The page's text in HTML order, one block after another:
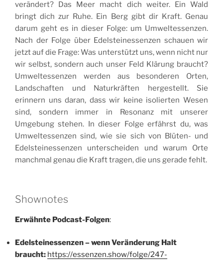
verändert? Das Meer macht dich weiter. Ein Wald
bringt dich zur Ruhe. Ein Berg gibt dir Kraft. Genau
darum geht es in dieser Folge: um Umweltessenzen.
Nach der Folge über Edelsteinessenzen schauen wir
jetzt auf die Frage: Was unterstützt uns, wenn nicht nur
wir selbst, sondern auch unser Feld Klärung braucht?
Umweltessenzen werden aus besonderen Orten,
Landschaften und Naturkräften hergestellt. Sie
erinnern uns daran, dass wir keine isolierten Wesen
sind, sondern immer in Resonanz mit unserer
Umgebung stehen. In dieser Folge erfährst du, was
Umweltessenzen sind, wie sie sich von Blüten- und
Edelsteinessenzen unterscheiden und warum Orte
manchmal genau die Kraft tragen, die uns gerade fehlt.
Shownotes
Erwähnte Podcast-Folgen:
Edelsteinessenzen – wenn Veränderung Halt
braucht: https://essenzen.show/folge/247-